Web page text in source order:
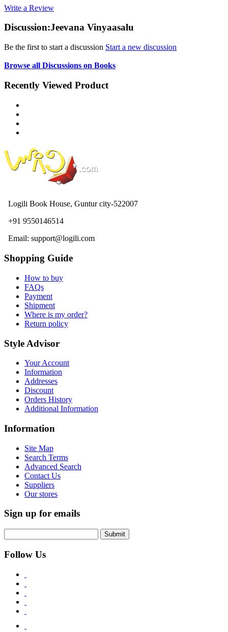
Write a Review
Discussion:Jeevana Vinyaasalu
Be the first to start a discussion Start a new discussion
Browse all Discussions on Books
Recently Viewed Product
Logili Book House, Guntur city-522007
+91 9550146514
Email: support@logili.com
Shopping Guide
How to buy
FAQs
Payment
Shipment
Where is my order?
Return policy
Style Advisor
Your Account
Information
Addresses
Discount
Orders History
Additional Information
Information
Site Map
Search Terms
Advanced Search
Contact Us
Suppliers
Our stores
Sign up for emails
Submit
Follow Us